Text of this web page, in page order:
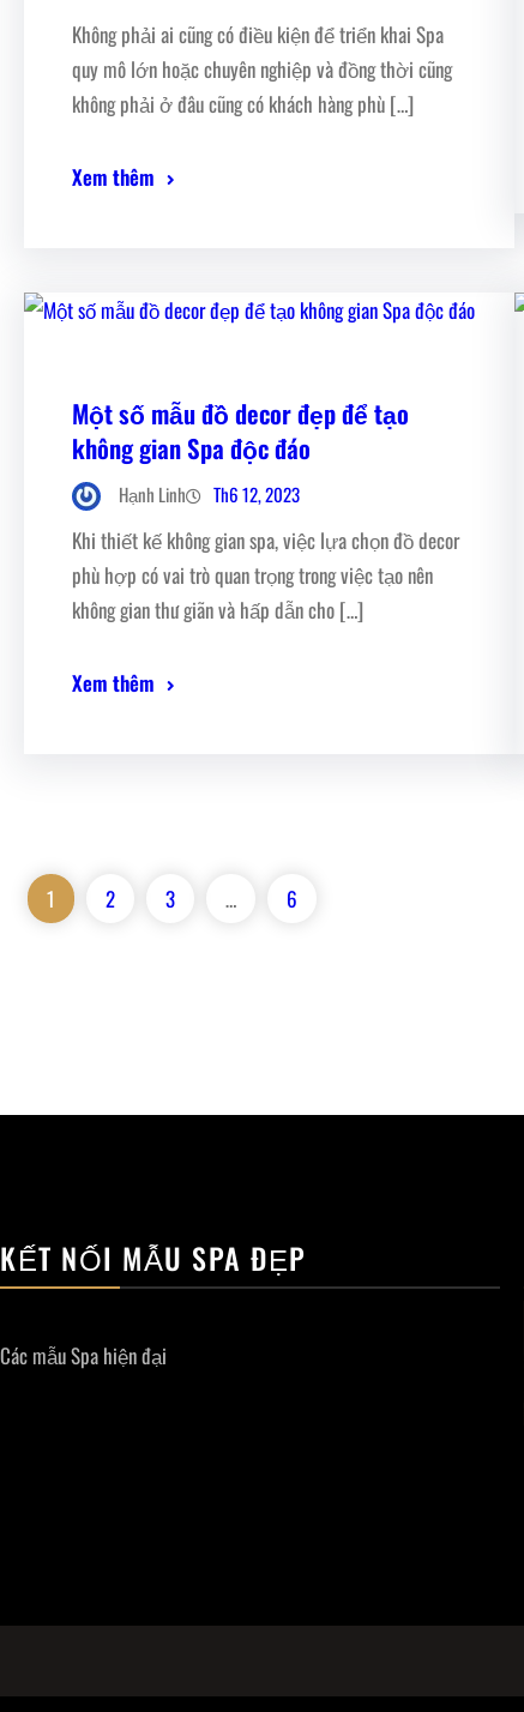
Không phải ai cũng có điều kiện để triển khai Spa
quy mô lớn hoặc chuyên nghiệp và đồng thời cũng
không phải ở đâu cũng có khách hàng phù […]
Xem thêm
Một số mẫu đồ decor đẹp để tạo
không gian Spa độc đáo
Hạnh Linh Th6 12, 2023
Khi thiết kế không gian spa, việc lựa chọn đồ decor
phù hợp có vai trò quan trọng trong việc tạo nên
không gian thư giãn và hấp dẫn cho […]
Xem thêm
1 2 3 … 6
KẾT NỐI MẪU SPA ĐẸP
Các mẫu Spa hiện đại